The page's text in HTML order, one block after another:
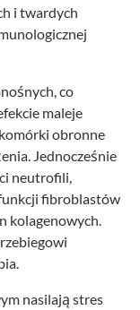
i twardych
co
maleje
obronne
Jednocześnie
neutrofili,
fibroblastów
kolagenowych.
nasilają stres